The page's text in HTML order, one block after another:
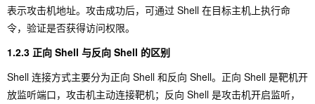
表示攻击机地址。攻击成功后，可通过 Shell 在目标主机上执行命
令，验证是否获得访问权限。
1.2.3 正向 Shell 与反向 Shell 的区别
Shell 连接方式主要分为正向 Shell 和反向 Shell。正向 Shell 是靶机开
放监听端口，攻击机主动连接靶机；反向 Shell 是攻击机开启监听，